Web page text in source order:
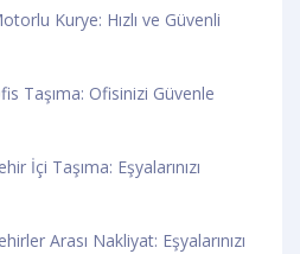
Kurye: Hızlı ve Güvenli
Taşıma: Ofisinizi Güvenle
İçi Taşıma: Eşyalarınızı
Arası Nakliyat: Eşyalarınızı